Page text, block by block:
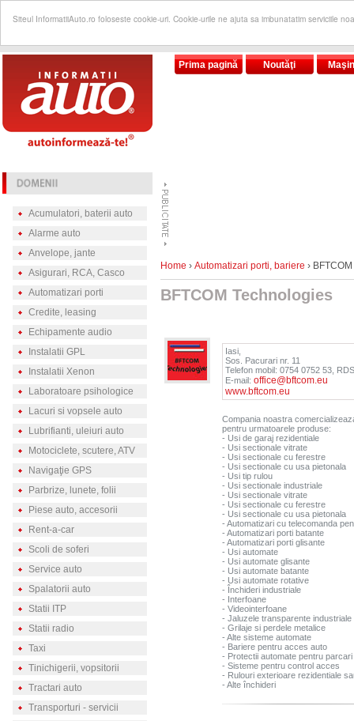
Siteul InformatiiAuto.ro foloseste cookie-uri. Cookie-urile ne ajuta sa imbunatatim serviciile
Prima pagină Noutăţi
Acumulatori, baterii auto
Alarme auto
Anvelope, jante
Asigurari, RCA, Casco
Automatizari porti
Credite, leasing
Echipamente audio
Instalatii GPL
Instalatii Xenon
Laboratoare psihologice
Lacuri si vopsele auto
Lubrifianti, uleiuri auto
Motociclete, scutere, ATV
Navigaţie GPS
Parbrize, lunete, folii
Piese auto, accesorii
Rent-a-car
Scoli de soferi
Service auto
Spalatorii auto
Statii ITP
Statii radio
Taxi
Tinichigerii, vopsitorii
Tractari auto
Transporturi - servicii
Home › Automatizari porti, bariere ›
BFTCOM Technologies
Iasi,
Sos. Pacurari nr. 11
Telefon mobil: 0754 0752 53,
E-mail: office@bftcom.eu
www.bftcom.eu
Compania noastra
pentru urmatoarele produse:
- Usi de garaj rezidentiale
- Usi sectionale vitrate
- Usi sectionale cu ferestre
- Usi sectionale cu usa pietonala
- Usi tip rulou
- Usi sectionale industriale
- Usi sectionale vitrate
- Usi sectionale cu ferestre
- Usi sectionale cu usa pietonala
- Automatizari cu telecomanda
- Automatizari porti batante
- Automatizari porti glisante
- Usi automate
- Usi automate glisante
- Usi automate batante
- Usi automate rotative
- Închideri industriale
- Interfoane
- Videointerfoane
- Jaluzele transparente industriale
- Grilaje si perdele metalice
- Alte sisteme automate
- Bariere pentru acces auto
- Protectii automate pentru parcari
- Sisteme pentru control acces
- Rulouri exterioare rezidentiale
- Alte închideri